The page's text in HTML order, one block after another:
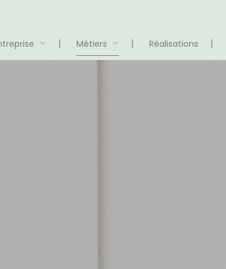
Métiers Réalisations